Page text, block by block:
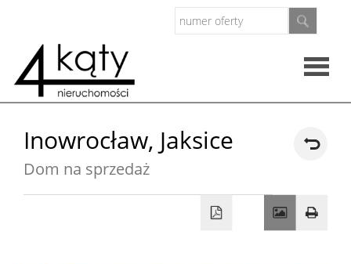
Inowrocław, Jaksice
Dom na sprzedaż